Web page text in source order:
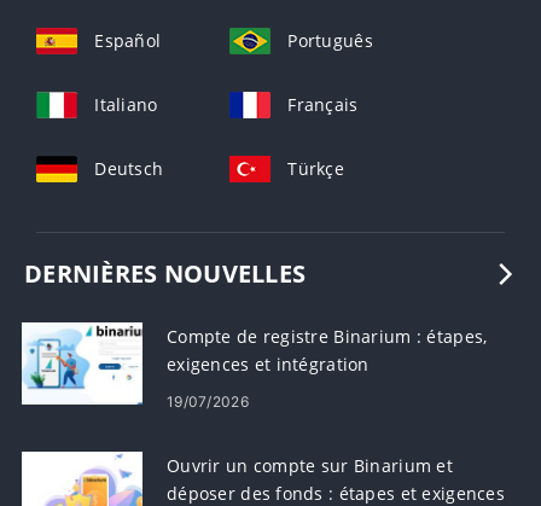
Español Português
Italiano Français
Deutsch Türkçe
DERNIÈRES NOUVELLES
Compte de registre Binarium : étapes,
exigences et intégration
19/07/2026
Ouvrir un compte sur Binarium et
déposer des fonds : étapes et exigences